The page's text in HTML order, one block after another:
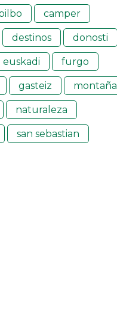
camper
destinos donosti
euskadi furgo
gasteiz montaña
naturaleza
san sebastian